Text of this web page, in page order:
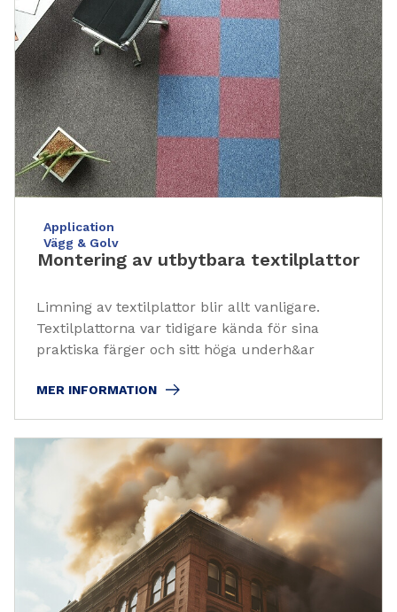
Application
Vägg & Golv
Montering av utbytbara textilplattor
Limning av textilplattor blir allt vanligare.
Textilplattorna var tidigare kända för sina
praktiska färger och sitt höga underh&ar
MER INFORMATION